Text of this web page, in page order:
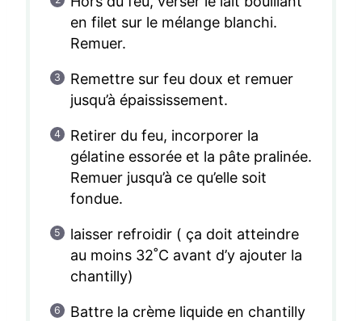
en filet sur le mélange blanchi.
Remuer.
Remettre sur feu doux et remuer
jusqu’à épaississement.
Retirer du feu, incorporer la
gélatine essorée et la pâte pralinée.
Remuer jusqu’à ce qu’elle soit
fondue.
laisser refroidir ( ça doit atteindre
au moins 32˚C avant d’y ajouter la
chantilly)
Battre la crème liquide en chantilly